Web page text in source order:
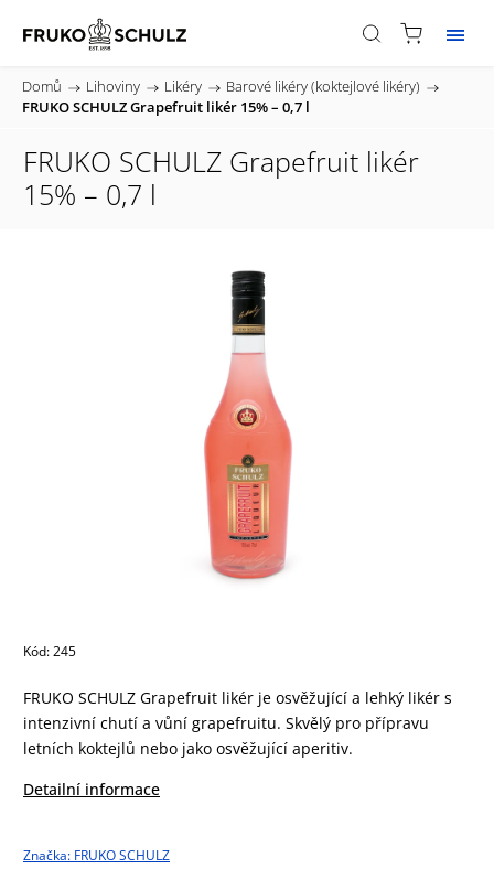
Domů / Lihoviny / Likéry / Barové likéry (koktejlové likéry) /
FRUKO SCHULZ Grapefruit likér 15% – 0,7 l
FRUKO SCHULZ Grapefruit likér
15% – 0,7 l
Kód:245
FRUKO SCHULZ Grapefruit likér je osvěžující a lehký likér s
intenzivní chutí a vůní grapefruitu. Skvělý pro přípravu
letních koktejlů nebo jako osvěžující aperitiv.
Detailní informace
Značka: FRUKO SCHULZ